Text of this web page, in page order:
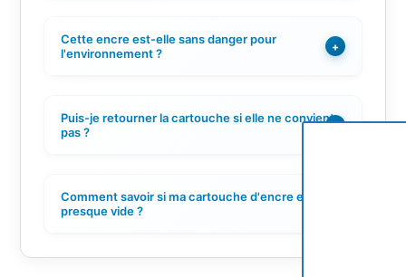
Cette encre est-elle sans danger pour
l'environnement ?
+
Puis-je retourner la cartouche si elle ne convient
pas ?
+
Comment savoir si ma cartouche d'encre est
presque vide ?